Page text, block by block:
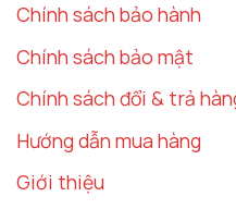
Chính sách bảo hành
Chính sách bảo mật
Chính sách đổi & trả
Hướng dẫn mua hàng
Giới thiệu